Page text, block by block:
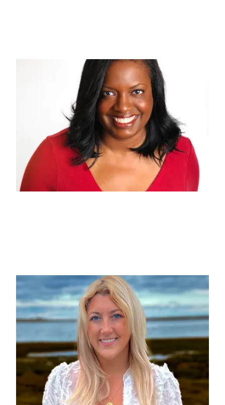
Karina Halle
Rachel Howzell